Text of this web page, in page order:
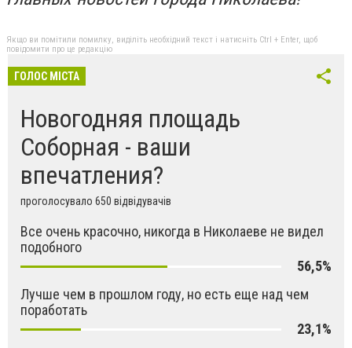
Якщо ви помітили помилку, виділіть необхідний текст і натисніть Ctrl + Enter, щоб
повідомити про це редакцію
ГОЛОС МІСТА
Новогодняя площадь
Соборная - ваши
впечатления?
проголосувало 650 відвідувачів
Все очень красочно, никогда в Николаеве не видел
подобного
56,5%
Лучше чем в прошлом году, но есть еще над чем
поработать
23,1%